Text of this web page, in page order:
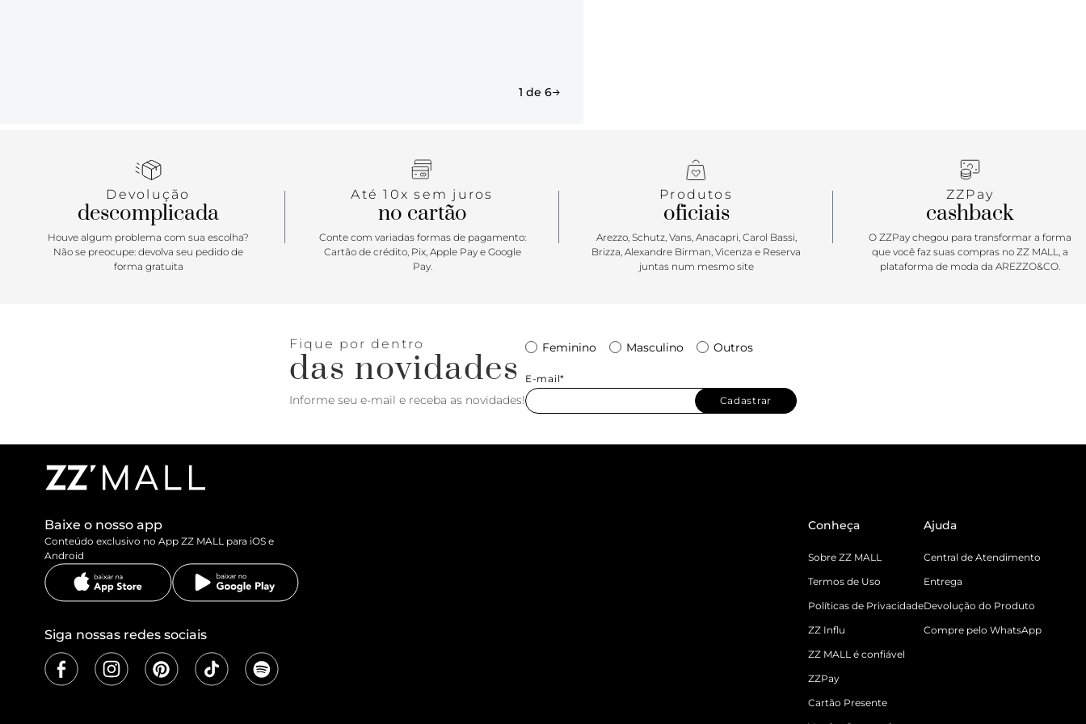
1 de 6
Devolução
descomplicada
Houve algum problema com sua escolha?
Não se preocupe: devolva seu pedido de
forma gratuita
Até 10x sem juros
no cartão
Conte com variadas formas de pagamento:
Cartão de crédito, Pix, Apple Pay e Google
Pay.
Produtos
oficiais
Arezzo, Schutz, Vans, Anacapri, Carol Bassi,
Brizza, Alexandre Birman, Vicenza e Reserva
juntas num mesmo site
ZZPay
cashback
O ZZPay chegou para transformar a forma
que você faz suas compras no ZZ MALL, a
plataforma de moda da AREZZO&CO.
Fique por dentro
das novidades
Informe seu e-mail e receba as novidades!
Feminino Masculino Outros
E-mail*
Cadastrar
Baixe o nosso app
Conteúdo exclusivo no App ZZ MALL para iOS e
Android
Siga nossas redes sociais
Conheça
Sobre ZZ MALL
Termos de Uso
Políticas de Privacidade
ZZ Influ
ZZ MALL é confiável
ZZPay
Cartão Presente
Ajuda
Central de Atendimento
Entrega
Devolução do Produto
Compre pelo WhatsApp